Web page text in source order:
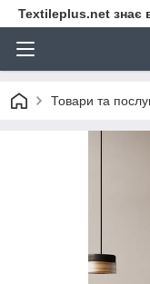
Textileplus.net знає
Товари та